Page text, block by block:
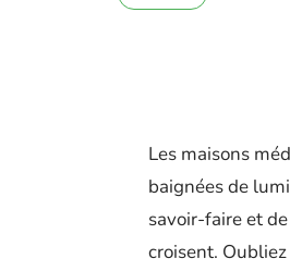
Les maisons
baignées de
savoir-faire et
croisent.